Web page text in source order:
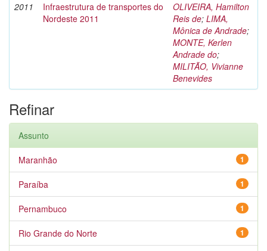
2011
Infraestrutura de transportes do
Nordeste 2011
OLIVEIRA, Hamilton
Reis de; LIMA,
Mônica de Andrade;
MONTE, Kerlen
Andrade do;
MILITÃO, Vivianne
Benevides
Refinar
Assunto
1
Maranhão
1
Paraíba
1
Pernambuco
1
Rio Grande do Norte